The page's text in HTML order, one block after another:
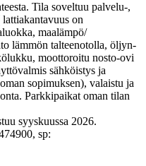
Tila soveltuu palvelu-,
on
maalämpö/
lämmön talteenotolla, öljyn-
moottoroitu nosto-ovi
sähköistys ja
sopimuksen), valaistu ja
Parkkipaikat oman tilan
syyskuussa 2026.
sp: